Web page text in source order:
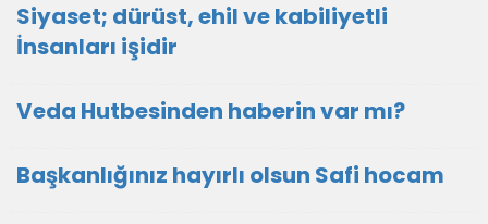
Siyaset; dürüst, ehil ve kabiliyetli
İnsanları işidir
Veda Hutbesinden haberin var mı?
Başkanlığınız hayırlı olsun Safi hocam